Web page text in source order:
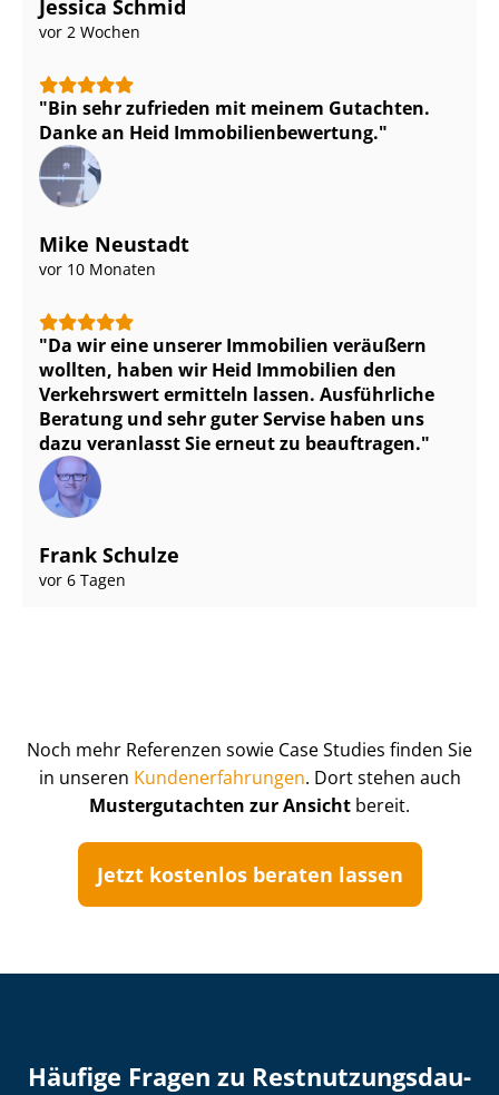
Jessica Schmid
vor 2 Wochen
Bin sehr zufrieden mit meinem Gutachten.
Danke an Heid Im­mo­bi­li­en­be­wer­tung.
Mike Neustadt
vor 10 Monaten
Da wir eine unserer Immobilien veräußern
wollten, haben wir Heid Immobilien den
Verkehrswert ermitteln lassen. Ausführliche
Beratung und sehr guter Servise haben uns
dazu veranlasst Sie erneut zu beauftragen.
Frank Schulze
vor 6 Tagen
Noch mehr Referenzen sowie Case Studies finden Sie
in unseren Kun­de­n­er­fah­run­gen. Dort stehen auch
Mustergutachten zur Ansicht bereit.
Jetzt kostenlos beraten lassen
Häufige Fragen zu Rest­nut­zungs­dau­